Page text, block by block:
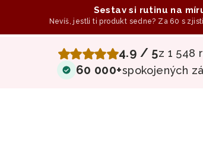
Sestav si rutinu na
Nevíš, jestli ti produkt sedne? Za 60 s
4.9 / 5z 1 548
60 000+spokojených